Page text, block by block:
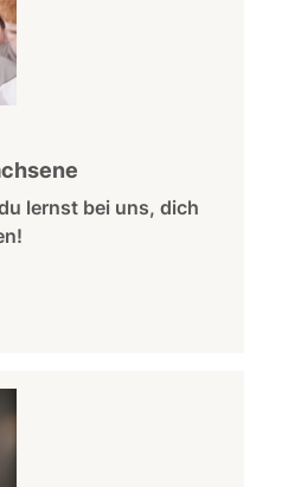
lernst bei uns, dich